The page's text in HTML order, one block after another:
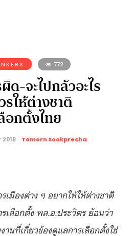
772
ด-จะไปกลัวอะไร
ให้ต่างชาติ
อกตั้งไทย
Tomorn Sookprecha
เมืองต่าง ๆ อยากให้ให้ต่างชาติ
เลือกตั้ง พล.อ.ประวิตร ย้อนว่า
นที่เกี่ยวข้องดูแลการเลือกตั้งใช่